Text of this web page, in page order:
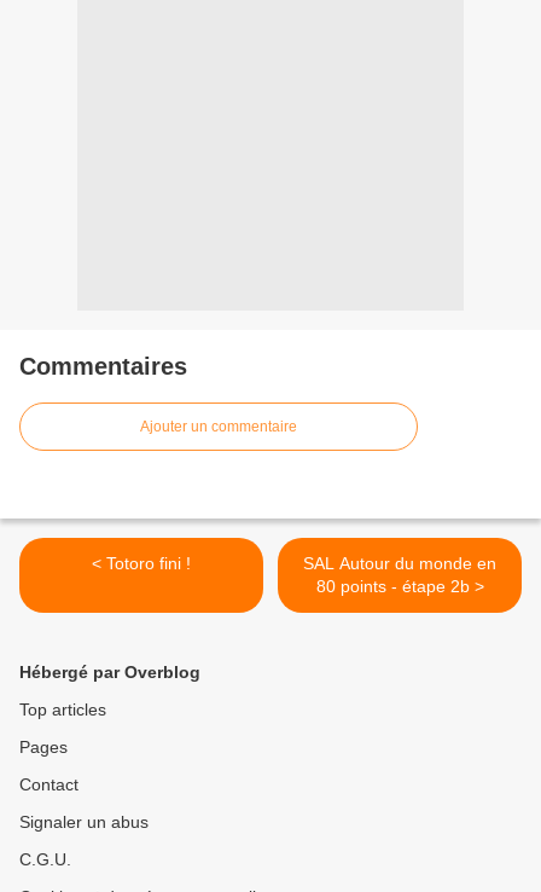
Commentaires
Ajouter un commentaire
< Totoro fini !
SAL Autour du monde en
80 points - étape 2b >
Hébergé par Overblog
Top articles
Pages
Contact
Signaler un abus
C.G.U.